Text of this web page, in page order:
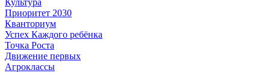
Культура
Приоритет 2030
Кванториум
Успех Каждого ребёнка
Точка Роста
Движение первых
Агроклассы